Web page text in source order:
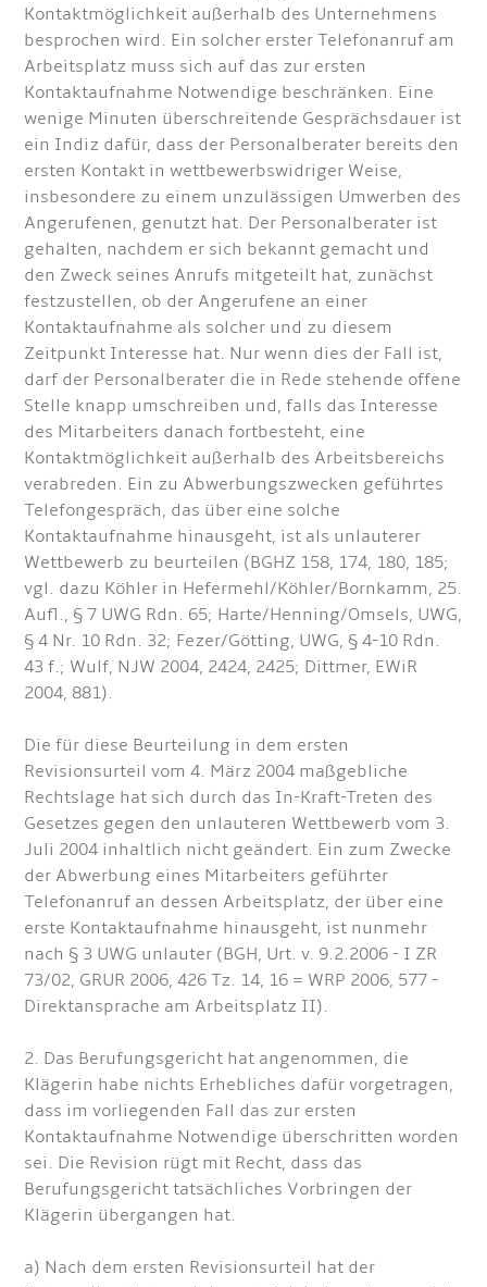
Kontaktmöglichkeit außerhalb des Unternehmens
besprochen wird. Ein solcher erster Telefonanruf am
Arbeitsplatz muss sich auf das zur ersten
Kontaktaufnahme Notwendige beschränken. Eine
wenige Minuten überschreitende Gesprächsdauer ist
ein Indiz dafür, dass der Personalberater bereits den
ersten Kontakt in wettbewerbswidriger Weise,
insbesondere zu einem unzulässigen Umwerben des
Angerufenen, genutzt hat. Der Personalberater ist
gehalten, nachdem er sich bekannt gemacht und
den Zweck seines Anrufs mitgeteilt hat, zunächst
festzustellen, ob der Angerufene an einer
Kontaktaufnahme als solcher und zu diesem
Zeitpunkt Interesse hat. Nur wenn dies der Fall ist,
darf der Personalberater die in Rede stehende offene
Stelle knapp umschreiben und, falls das Interesse
des Mitarbeiters danach fortbesteht, eine
Kontaktmöglichkeit außerhalb des Arbeitsbereichs
verabreden. Ein zu Abwerbungszwecken geführtes
Telefongespräch, das über eine solche
Kontaktaufnahme hinausgeht, ist als unlauterer
Wettbewerb zu beurteilen (BGHZ 158, 174, 180, 185;
vgl. dazu Köhler in Hefermehl/Köhler/Bornkamm, 25.
Aufl., § 7 UWG Rdn. 65; Harte/Henning/Omsels, UWG,
§ 4 Nr. 10 Rdn. 32; Fezer/Götting, UWG, § 4-10 Rdn.
43 f.; Wulf, NJW 2004, 2424, 2425; Dittmer, EWiR
2004, 881).
Die für diese Beurteilung in dem ersten
Revisionsurteil vom 4. März 2004 maßgebliche
Rechtslage hat sich durch das In-Kraft-Treten des
Gesetzes gegen den unlauteren Wettbewerb vom 3.
Juli 2004 inhaltlich nicht geändert. Ein zum Zwecke
der Abwerbung eines Mitarbeiters geführter
Telefonanruf an dessen Arbeitsplatz, der über eine
erste Kontaktaufnahme hinausgeht, ist nunmehr
nach § 3 UWG unlauter (BGH, Urt. v. 9.2.2006 - I ZR
73/02, GRUR 2006, 426 Tz. 14, 16 = WRP 2006, 577 -
Direktansprache am Arbeitsplatz II).
2. Das Berufungsgericht hat angenommen, die
Klägerin habe nichts Erhebliches dafür vorgetragen,
dass im vorliegenden Fall das zur ersten
Kontaktaufnahme Notwendige überschritten worden
sei. Die Revision rügt mit Recht, dass das
Berufungsgericht tatsächliches Vorbringen der
Klägerin übergangen hat.
a) Nach dem ersten Revisionsurteil hat der